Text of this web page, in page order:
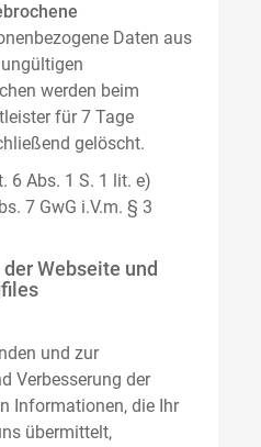
Daten aus
werden beim
für 7 Tage
gelöscht.
6 Abs. 1 S. 1 lit. e)
7 GwG i.V.m. § 3
Webseite und
und zur
Verbesserung der
Informationen, die Ihr
übermittelt,